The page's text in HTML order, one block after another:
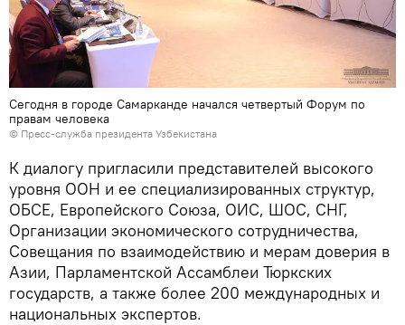
Сегодня в городе Самарканде начался четвертый Форум по
правам человека
© Пресс-служба президента Узбекистана
К диалогу пригласили представителей высокого
уровня ООН и ее специализированных структур,
ОБСЕ, Европейского Союза, ОИС, ШОС, СНГ,
Организации экономического сотрудничества,
Совещания по взаимодействию и мерам доверия в
Азии, Парламентской Ассамблеи Тюркских
государств, а также более 200 международных и
национальных экспертов.